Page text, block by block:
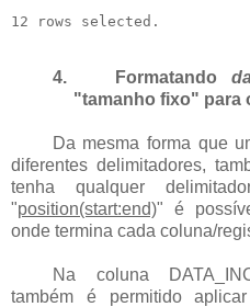
4. Formatando
"tamanho fixo" para
Da mesma forma que
diferentes delimitadores,
tenha qualquer
"position(start:end)" é
onde termina cada coluna/
Na coluna
também é permitido aplicar